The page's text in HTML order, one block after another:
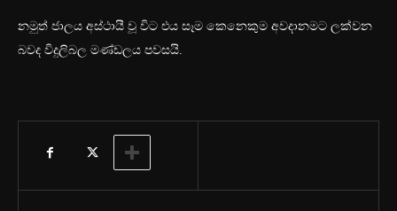
නමුත් ජාලය අස්ථායී වූ විට එය සෑම කෙනෙකුම අවදානමට ලක්වන
බවද විදුලිබල මණ්ඩලය පවසයි.